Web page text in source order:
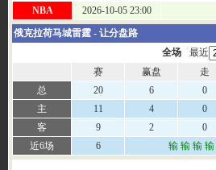
NBA
2026-10-05 23:00
俄克拉荷马城雷霆 - 让分盘路
全场
最近
赛
赢盘 走
总
20 6 0
主
11 4 0
客
9 2 0
近6场
6 输 输 输 输